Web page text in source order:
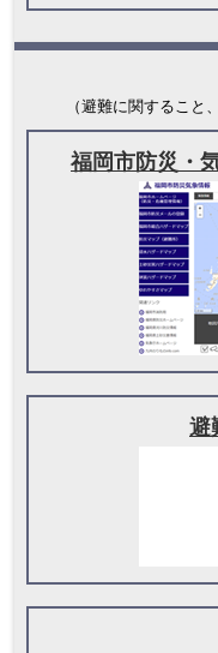
（避難に関すること
福岡市防災・
避